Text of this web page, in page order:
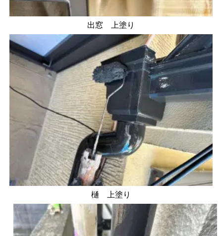
出窓 上塗り
樋 上塗り